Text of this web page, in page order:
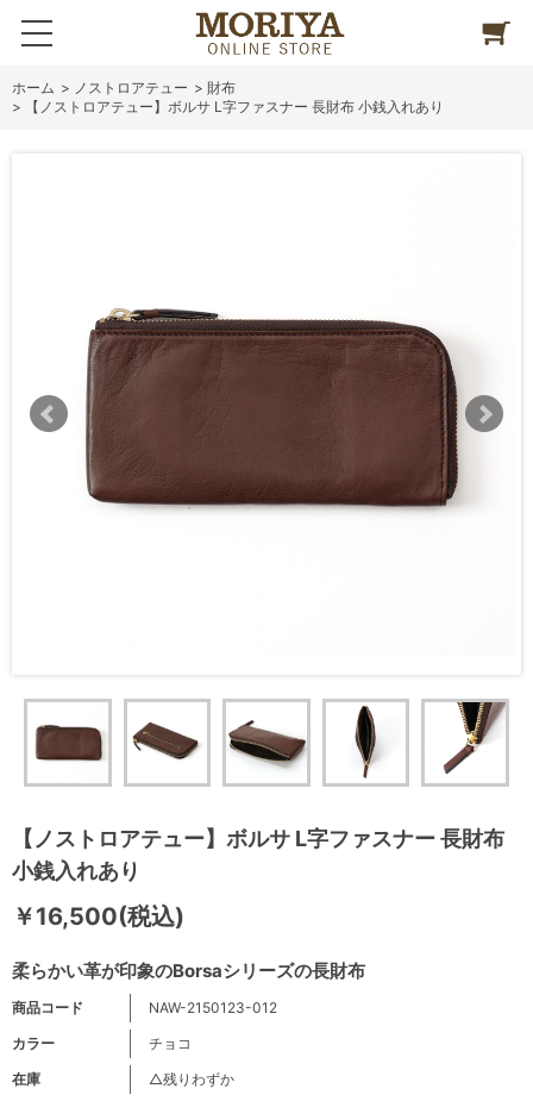
ホーム > ノストロアテュー > 財布
>
【ノストロアテュー】ボルサ L字ファスナー 長財布 小銭入れあり
【ノストロアテュー】ボルサ L字ファスナー 長財布
小銭入れあり
柔らかい革が印象のBorsaシリーズの長財布
￥16,500(税込)
商品コード
NAW-2150123-012
カラー
チョコ
在庫
△残りわずか